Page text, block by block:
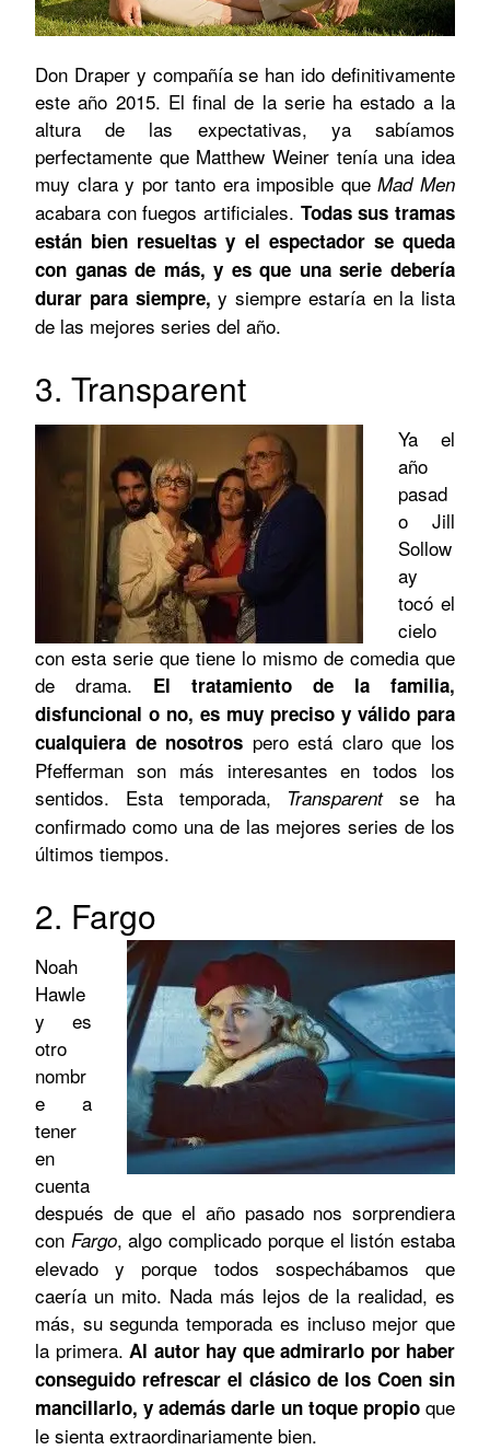
Don Draper y compañía se han ido definitivamente
este año 2015. El final de la serie ha estado a la
altura de las expectativas, ya sabíamos
perfectamente que Matthew Weiner tenía una idea
muy clara y por tanto era imposible queMad Men
acabara con fuegos artificiales. Todas sus tramas
están bien resueltas y el espectador se queda
con ganas de más, y es que una serie debería
durar para siempre,y siempre estaría en la lista
de las mejores series del año.
3. Transparent
Ya el
año
pasad
o Jill
Sollow
ay
tocó el
cielo
con esta serie que tiene lo mismo de comedia que
de drama. El tratamiento de la familia,
disfuncional o no, es muy preciso y válido para
cualquiera de nosotros pero está claro que los
Pfefferman son más interesantes en todos los
sentidos. Esta temporada, Transparentse ha
confirmado como una de las mejores series de los
últimos tiempos.
2. Fargo
Noah
Hawle
y es
otro
nombr
e a
tener
en
cuenta
después de que el año pasado nos sorprendiera
con Fargo, algo complicado porque el listón estaba
elevado y porque todos sospechábamos que
caería un mito. Nada más lejos de la realidad, es
más, su segunda temporada es incluso mejor que
la primera. Al autor hay que admirarlo por haber
conseguido refrescar el clásico de los Coen sin
mancillarlo, y además darle un toque propioque
le sienta extraordinariamente bien.